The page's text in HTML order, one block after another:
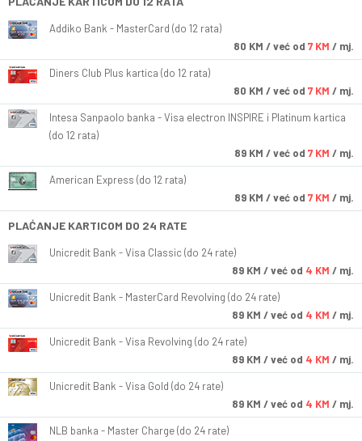
Addiko Bank - MasterCard (do 12 rata)
80 KM / već od 7 KM / mj.
Diners Club Plus kartica (do 12 rata)
80 KM / već od 7 KM / mj.
Intesa Sanpaolo banka - Visa electron INSPIRE i Platinum kartica
(do 12 rata)
89 KM / već od 7 KM / mj.
American Express (do 12 rata)
89 KM / već od 7 KM / mj.
PLAĆANJE KARTICOM DO 24 RATE
Unicredit Bank - Visa Classic (do 24 rate)
89 KM / već od 4 KM / mj.
Unicredit Bank - MasterCard Revolving (do 24 rate)
89 KM / već od 4 KM / mj.
Unicredit Bank - Visa Revolving (do 24 rate)
89 KM / već od 4 KM / mj.
Unicredit Bank - Visa Gold (do 24 rate)
89 KM / već od 4 KM / mj.
NLB banka - Master Charge (do 24 rate)